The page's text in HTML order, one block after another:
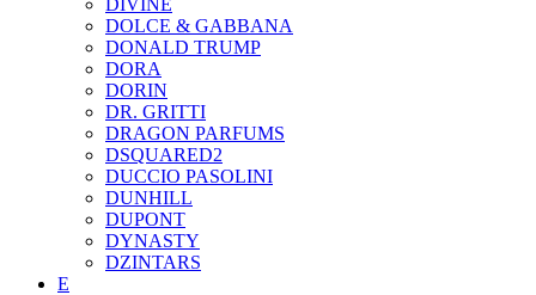
DIVINE
DOLCE & GABBANA
DONALD TRUMP
DORA
DORIN
DR. GRITTI
DRAGON PARFUMS
DSQUARED2
DUCCIO PASOLINI
DUNHILL
DUPONT
DYNASTY
DZINTARS
E